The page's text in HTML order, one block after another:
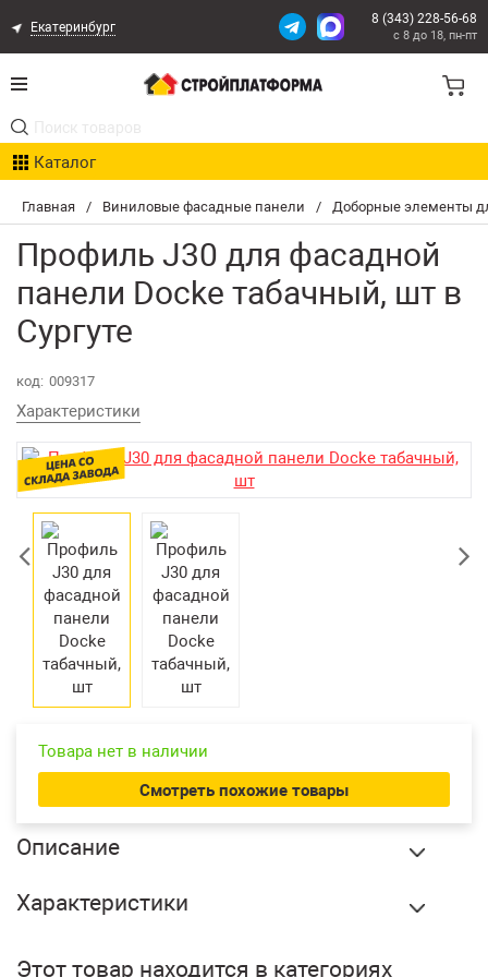
Главная / Виниловые фасадные панели / Доборные элементы
Профиль J30 для фасадной
панели Docke табачный, шт в
Сургуте
код: 009317
Характеристики
Товара нет в наличии
Смотреть похожие товары
Описание
купить в Сургуте по оптовой цене в интернет магазине
Характеристики
Этот товар находится в категориях
Екатеринбург
8 (343) 228-56-68
с 8 до 18, пн-пт
Каталог
Акции
Расчет доставки
Организациям
Опыт поставок
Статьи
Контакты
Возврат товара
Екатеринбург